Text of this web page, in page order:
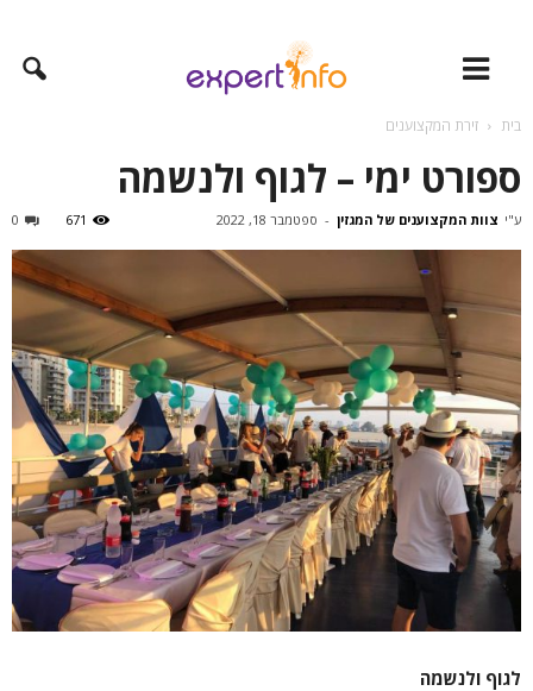
בית זירת המקצוענים
ספורט ימי – לגוף ולנשמה
ע"י צוות המקצוענים של המגזין - ספטמבר 18, 2022 0 671
לגוף ולנשמה